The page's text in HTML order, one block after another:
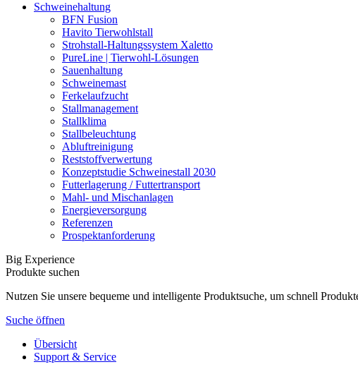
Schweinehaltung
BFN Fusion
Havito Tierwohlstall
Strohstall-Haltungssystem Xaletto
PureLine | Tierwohl-Lösungen
Sauenhaltung
Schweinemast
Ferkelaufzucht
Stallmanagement
Stallklima
Stallbeleuchtung
Abluftreinigung
Reststoffverwertung
Konzeptstudie Schweinestall 2030
Futterlagerung / Futtertransport
Mahl- und Mischanlagen
Energieversorgung
Referenzen
Prospektanforderung
Big Experience
Produkte suchen
Nutzen Sie unsere bequeme und intelligente Produktsuche, um schnell
Suche öffnen
Übersicht
Support & Service